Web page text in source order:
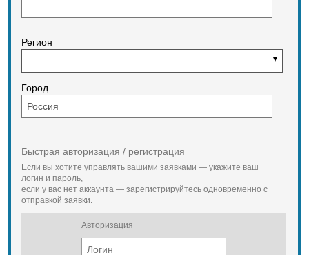
Регион
Город
Быстрая авторизация / регистрация
Если вы хотите управлять вашими заявками — укажите ваш
логин и пароль,
если у вас нет аккаунта — зарегистрируйтесь одновременно с
отправкой заявки.
Авторизация